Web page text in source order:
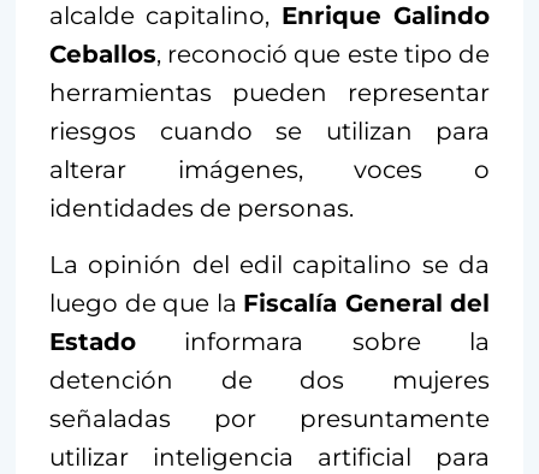
alcalde capitalino, Enrique Galindo
Ceballos, reconoció que este tipo de
herramientas pueden representar
riesgos cuando se utilizan para
alterar imágenes, voces o
identidades de personas.
La opinión del edil capitalino se da
luego de que la Fiscalía General del
Estado informara sobre la
detención de dos mujeres
señaladas por presuntamente
utilizar inteligencia artificial para